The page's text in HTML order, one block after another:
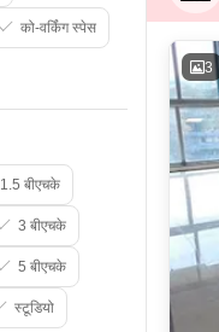
3
को-वर्किंग स्पेस
1.5 बीएचके
3 बीएचके
5 बीएचके
स्टूडियो